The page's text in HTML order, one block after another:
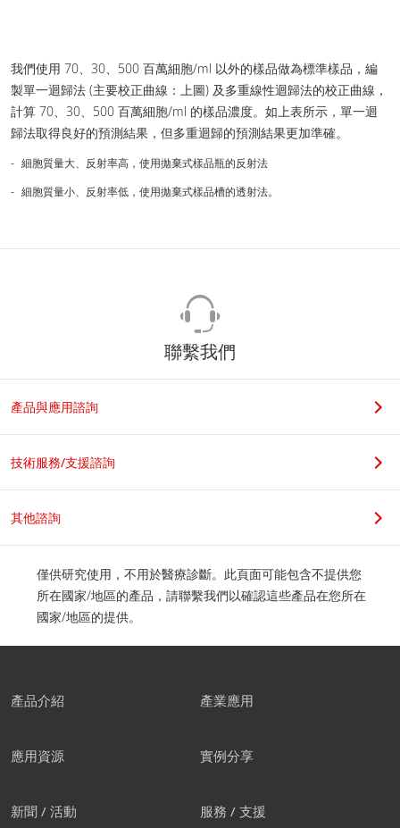
我們使用 70、30、500 百萬細胞/ml 以外的樣品做為標準樣品，編
製單一迴歸法 (主要校正曲線：上圖) 及多重線性迴歸法的校正曲線，
計算 70、30、500 百萬細胞/ml 的樣品濃度。如上表所示，單一迴
歸法取得良好的預測結果，但多重迴歸的預測結果更加準確。
細胞質量大、反射率高，使用拋棄式樣品瓶的反射法
細胞質量小、反射率低，使用拋棄式樣品槽的透射法。
聯繫我們
產品與應用諮詢
技術服務/支援諮詢
其他諮詢
僅供研究使用，不用於醫療診斷。此頁面可能包含不提供您
所在國家/地區的產品，請聯繫我們以確認這些產品在您所在
國家/地區的提供。
產品介紹 產業應用
應用資源 實例分享
新聞 / 活動 服務 / 支援